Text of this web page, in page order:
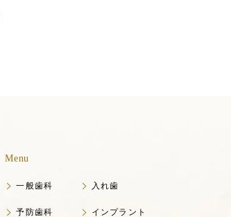
Menu
一般歯科
予防歯科
入れ歯
インプラント